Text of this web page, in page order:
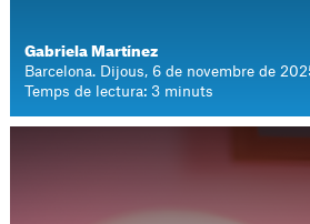
Gabriela Martínez
Barcelona. Dijous, 6 de novembre de
Temps de lectura: 3 minuts